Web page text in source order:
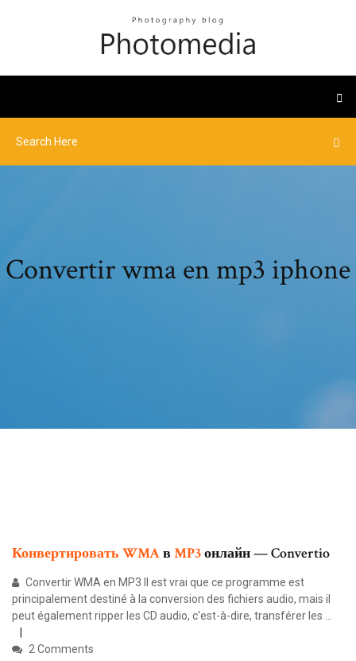
Convertir wma en mp3 iphone
Конвертировать WMAвMP3онлайн — Convertio
Convertir WMA en MP3 Il est vrai que ce programme est
principalement destiné à la conversion des fichiers audio, mais il
peut également ripper les CD audio, c'est-à-dire, transférer les ...
2 Comments